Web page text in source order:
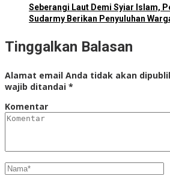
Seberangi Laut Demi Syiar Islam,
Sudarmy Berikan Penyuluhan
Tinggalkan Balasan
Alamat email Anda tidak akan
wajib ditandai *
Komentar